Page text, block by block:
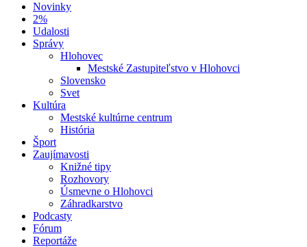
Novinky
2%
Udalosti
Správy
Hlohovec
Mestské Zastupiteľstvo v Hlohovci
Slovensko
Svet
Kultúra
Mestské kultúrne centrum
História
Šport
Zaujímavosti
Knižné tipy
Rozhovory
Úsmevne o Hlohovci
Záhradkarstvo
Podcasty
Fórum
Reportáže